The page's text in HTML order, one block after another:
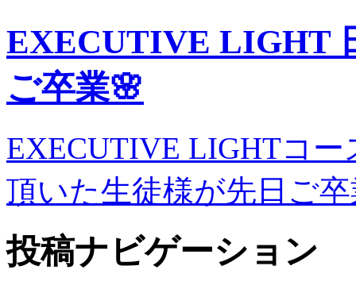
EXECUTIVE LIGHT
ご卒業🌸
EXECUTIVE LIGHTコ
頂いた生徒様が先日ご
投稿ナビゲーション